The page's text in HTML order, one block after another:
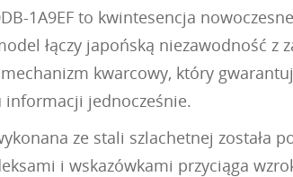
1A9EF to kwintesencja
łączy japońską niezawodność
kwarcowy, który
jednocześnie.
ze stali szlachetnej została
i wskazówkami przyciąga